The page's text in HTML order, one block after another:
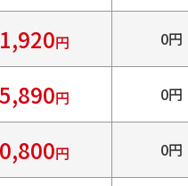
円 0円
円 0円
円 0円